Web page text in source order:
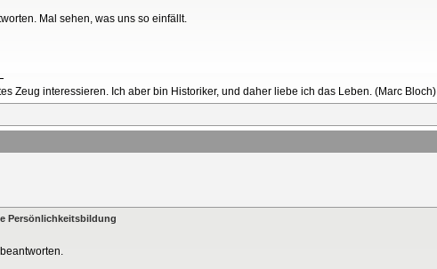
Mal sehen, was uns so einfällt.
Zeug interessieren. Ich aber bin Historiker, und daher liebe ich das Leben. (Marc Bloch)
Persönlichkeitsbildung